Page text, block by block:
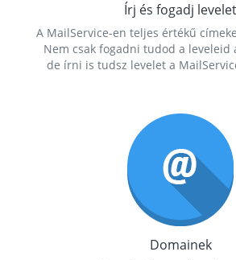
Írj és fogadj levelet
A MailService-en teljes értékű
Nem csak fogadni tudod a leveleid
de írni is tudsz levelet a
Domainek